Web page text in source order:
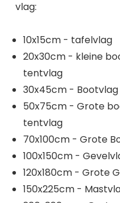
vlag:
10x15cm - tafelvlag
20x30cm - kleine
tentvlag
30x45cm -
50x75cm - Grote
tentvlag
70x100cm - Grote
100x150cm -
120x180cm - Grote
150x225cm -